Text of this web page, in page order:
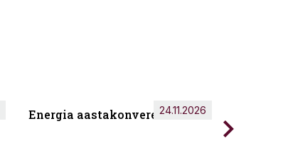
Energia aastakonverents 2026
24.11.2026